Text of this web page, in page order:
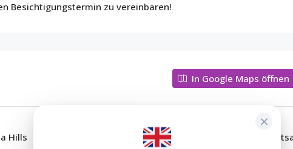
Besichtigungstermin zu vereinbaren!
In Google Maps öffnen
Hills